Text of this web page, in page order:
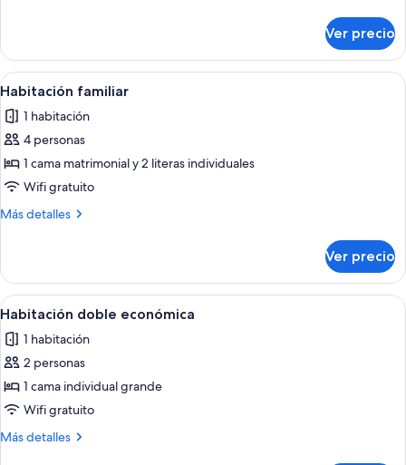
doble
superior
Ver precio
Abrir
todas
las
fotos
de
Habitación
familiar
Una habitación de hotel moderna
11
Habitación familiar
1 habitación
4 personas
1 cama matrimonial y 2 literas individuales
Wifi gratuito
Más detalles
Más
familiar
Ver precio
Abrir
todas
las
fotos
de
Habitación
doble
Una cama bien tendida con
3
Habitación doble económica
1 habitación
2 personas
1 cama individual grande
Wifi gratuito
Más detalles
Más